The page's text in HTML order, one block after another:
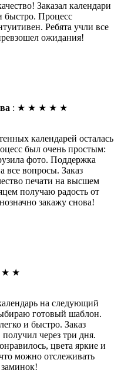
Заказал календари
быстро. Процесс
Ребята учли все
ожидания!
: ★ ★ ★ ★ ★
календарей осталась
был очень простым:
фото. Поддержка
все вопросы. Заказ
печати на высшем
получаю радость от
закажу снова!
★ ★
на следующий
готовый шаблон.
и быстро. Заказ
через три дня.
цвета яркие и
можно отслеживать
заминок!